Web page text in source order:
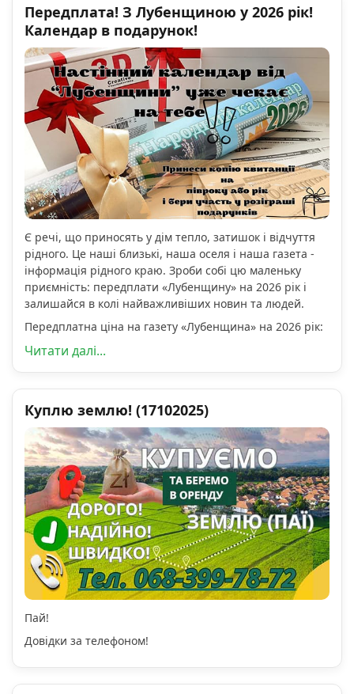
Передплата! З Лубенщиною у 2026 рік!
Календар в подарунок!
Є речі, що приносять у дім тепло, затишок і відчуття
рідного. Це наші близькі, наша оселя і наша газета -
інформація рідного краю. Зроби собі цю маленьку
приємність: передплати «Лубенщину» на 2026 рік і
залишайся в колі найважливіших новин та людей.
Передплатна ціна на газету «Лубенщина» на 2026 рік:
Читати далі...
Куплю землю! (17102025)
Пай!
Довідки за телефоном!